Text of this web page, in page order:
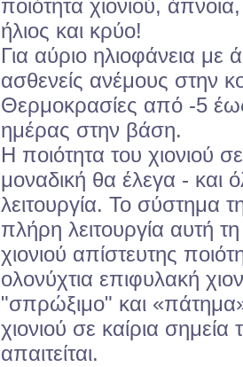
ποιότητα χιονιού, άπνοια,
ήλιος και κρύο!
Για αύριο ηλιοφάνεια με
ασθενείς ανέμους στην
Θερμοκρασίες από -5
ημέρας στην βάση.
Η ποιότητα του χιονιού
μοναδική θα έλεγα - και
λειτουργία. Το σύστημα
πλήρη λειτουργία αυτή
χιονιού απίστευτης
ολονύχτια επιφυλακή
"σπρώξιμο" και
χιονιού σε καίρια
απαιτείται.